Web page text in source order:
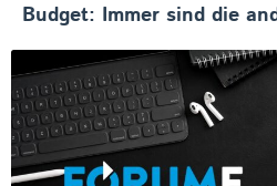
Budget: Immer sind die